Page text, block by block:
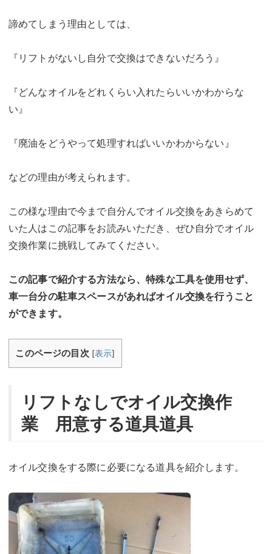
諦めてしまう理由としては、
『リフトがないし自分で交換はできないだろう』
『どんなオイルをどれくらい入れたらいいかわからな
い』
『廃油をどうやって処理すればいいかわからない』
などの理由が考えられます。
この様な理由で今まで自分んでオイル交換をあきらめて
いた人はこの記事をお読みいただき、ぜひ自分でオイル
交換作業に挑戦してみてください。
この記事で紹介する方法なら、特殊な工具を使用せず、
車一台分の駐車スペースがあればオイル交換を行うこと
ができます。
このページの目次 [表示]
リフトなしでオイル交換作
業 用意する道具道具
オイル交換をする際に必要になる道具を紹介します。